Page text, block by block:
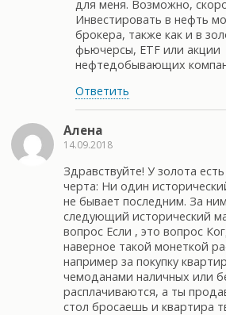
для меня. Возможно,
Инвестировать в нефть
брокера, также как и в
фьючерсы, ETF или акции
нефтедобывающих
Ответить
Алена
14.09.2018
Здравствуйте! У золота
черта: Ни один
не бывает последним. За
следующий исторический
вопрос Если , это вопрос
наверное такой монеткой
например за покупку
чемоданами наличных или
расплачиваются, а ты
стол бросаешь и квартира